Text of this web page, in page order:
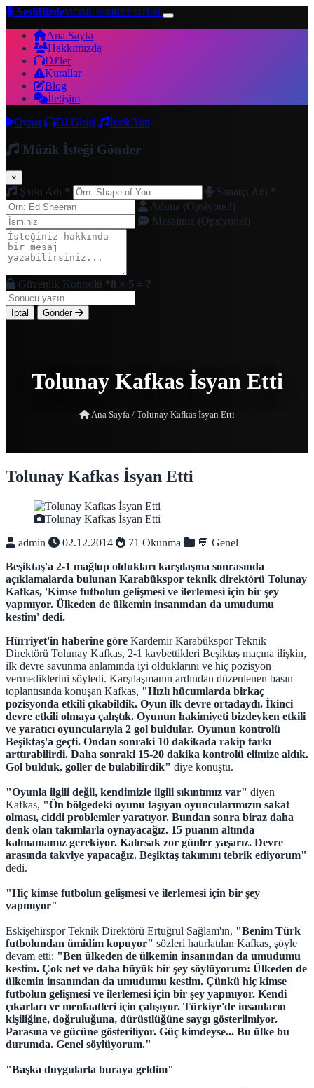
SesliBizdeMOBİL SOHBET SİTESİ
Ana Sayfa
Hakkımızda
DJ'ler
Kurallar
Blog
İletişim
Oynat
DJ Girişi İstek Yap
Müzik İsteği Gönder
×
Şarkı Adı * Sanatçı Adı *
Adınız (Opsiyonel)
Mesajınız (Opsiyonel)
Güvenlik Kontrolü *8 × 5 = ?
İptal Gönder
Tolunay Kafkas İsyan Etti
Ana Sayfa / Tolunay Kafkas İsyan Etti
Tolunay Kafkas İsyan Etti
Tolunay Kafkas İsyan Etti
admin
02.12.2014 71 Okunma
💬 Genel
Beşiktaş'a 2-1 mağlup oldukları karşılaşma sonrasında
açıklamalarda bulunan Karabükspor teknik direktörü Tolunay
Kafkas, 'Kimse futbolun gelişmesi ve ilerlemesi için bir şey
yapmıyor. Ülkeden de ülkemin insanından da umudumu
kestim' dedi.
Hürriyet'in haberine göre Kardemir Karabükspor Teknik
Direktörü Tolunay Kafkas, 2-1 kaybettikleri Beşiktaş maçına ilişkin,
ilk devre savunma anlamında iyi olduklarını ve hiç pozisyon
vermediklerini söyledi. Karşılaşmanın ardından düzenlenen basın
toplantısında konuşan Kafkas, "Hızlı hücumlarda birkaç
pozisyonda etkili çıkabildik. Oyun ilk devre ortadaydı. İkinci
devre etkili olmaya çalıştık. Oyunun hakimiyeti bizdeyken etkili
ve yaratıcı oyuncularıyla 2 gol buldular. Oyunun kontrolü
Beşiktaş'a geçti. Ondan sonraki 10 dakikada rakip farkı
arttırabilirdi. Daha sonraki 15-20 dakika kontrolü elimize aldık.
Gol bulduk, goller de bulabilirdik" diye konuştu.
"Oyunla ilgili değil, kendimizle ilgili sıkıntımız var" diyen
Kafkas, "Ön bölgedeki oyunu taşıyan oyuncularımızın sakat
olması, ciddi problemler yaratıyor. Bundan sonra biraz daha
denk olan takımlarla oynayacağız. 15 puanın altında
kalmamamız gerekiyor. Kalırsak zor günler yaşarız. Devre
arasında takviye yapacağız. Beşiktaş takımını tebrik ediyorum"
dedi.
"Hiç kimse futbolun gelişmesi ve ilerlemesi için bir şey
yapmıyor"
Eskişehirspor Teknik Direktörü Ertuğrul Sağlam'ın, "Benim Türk
futbolundan ümidim kopuyor" sözleri hatırlatılan Kafkas, şöyle
devam etti: "Ben ülkeden de ülkemin insanından da umudumu
kestim. Çok net ve daha büyük bir şey söylüyorum: Ülkeden de
ülkemin insanından da umudumu kestim. Çünkü hiç kimse
futbolun gelişmesi ve ilerlemesi için bir şey yapmıyor. Kendi
çıkarları ve menfaatleri için çalışıyor. Türkiye'de insanların
kişiliğine, doğruluğuna, dürüstlüğüne saygı gösterilmiyor.
Parasına ve gücüne gösteriliyor. Güç kimdeyse... Bu ülke bu
durumda. Genel söylüyorum."
"Başka duygularla buraya geldim"